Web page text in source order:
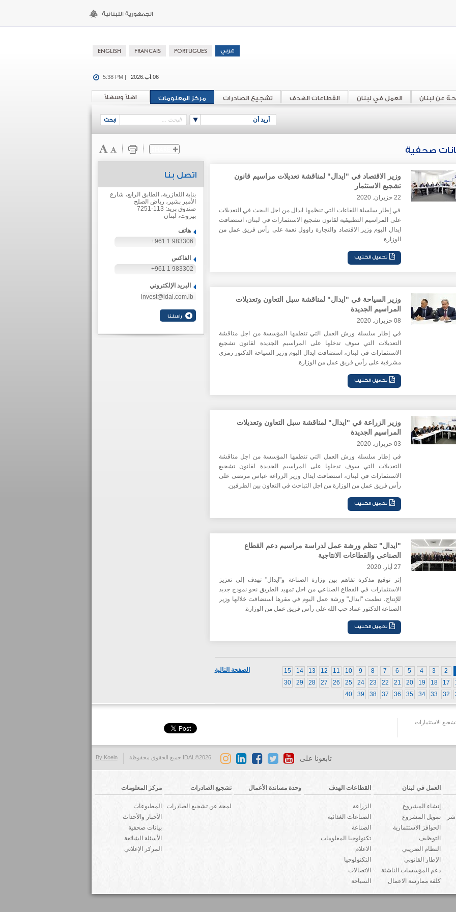
06.آب.2026 5:38 PM |
اهلاً وسهلاً مركز المعلومات تشجيع الصادرات القطاعات الهدف العمل في لبنان عن لبنان
أريد أن
صحفية
وزير الاقتصاد في "ايدال" لمناقشة تعديلات مراسيم قانون
تشجيع الاستثمار
22 حزيران. 2020
في إطار سلسلة اللقاءات التي تنظمها ايدال من اجل البحث في التعديلات
على المراسيم التطبيقية لقانون تشجيع الاستثمارات في لبنان، استضافت
ايدال اليوم وزير الاقتصاد والتجارة راوول نعمة على رأس فريق عمل من
الوزارة.
وزير السياحة في "ايدال" لمناقشة سبل التعاون وتعديلات
المراسيم الجديدة
08 حزيران. 2020
في إطار سلسلة ورش العمل التي تنظمها المؤسسة من اجل مناقشة
التعديلات التي سوف تدخلها على المراسيم الجديدة لقانون تشجيع
الاستثمارات في لبنان، استضافت ايدال اليوم وزير السياحة الدكتور رمزي
مشرفية على رأس فريق عمل من الوزارة.
وزير الزراعة في "ايدال" لمناقشة سبل التعاون وتعديلات
المراسيم الجديدة
03 حزيران. 2020
في إطار سلسلة ورش العمل التي تنظمها المؤسسة من اجل مناقشة
التعديلات التي سوف تدخلها على المراسيم الجديدة لقانون تشجيع
الاستثمارات في لبنان، استضافت ايدال وزير الزراعة عباس مرتضى على
رأس فريق عمل من الوزارة من اجل التباحث في التعاون بين الطرفين.
"ايدال" تنظم ورشة عمل لدراسة مراسيم دعم القطاع
الصناعي والقطاعات الانتاجية
27 أيار. 2020
إثر توقيع مذكرة تفاهم بين وزارة الصناعة و"ايدال" تهدف إلى تعزيز
الاستثمارات في القطاع الصناعي من اجل تمهيد الطريق نحو نموذج جديد
للإنتاج، نظمت "ايدال" ورشة عمل اليوم في مقرها استضافت خلالها وزير
الصناعة الدكتور عماد حب الله على رأس فريق عمل من الوزارة.
الصفحة التالية 2
3
4
5
6
7
8
9
10
11
12
13
14
15
17
18
19
20
21
22
23
24
25
26
27
28
29
30
32
33
34
35
36
37
38
39
40
اتصل بنا
بناية اللعازرية، الطابق الرابع، شارع
الأمير بشير، رياض الصلح
صندوق بريد: 113-7251
بيروت، لبنان
هاتف
+961 1 983306
الفاكس
+961 1 983302
البريد الإلكتروني
invest@idal.com.lb
الاستثمارات
By Koein IDAL©2026 جميع الحقوق محفوظة تابعونا على
العمل في لبنان
إنشاء المشروع
تمويل المشروع
الحوافز الاستثمارية
التوظيف
النظام الضريبي
الإطار القانوني
دعم المؤسسات الناشئة
كلفة ممارسة الاعمال
القطاعات الهدف
الزراعة
الصناعات الغذائية
الصناعة
تكنولوجيا المعلومات
الاعلام
التكنولوجيا
الاتصالات
السياحة
وحدة مساندة الأعمال تشجيع الصادرات
لمحة عن تشجيع الصادرات
مركز المعلومات
المطبوعات
الأخبار والأحداث
بيانات صحفية
الأسئلة الشائعة
المركز الإعلاني